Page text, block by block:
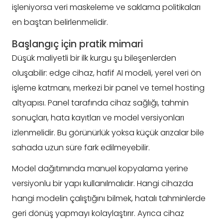
işleniyorsa veri maskeleme ve saklama politikaları
en baştan belirlenmelidir.
Başlangıç için pratik mimari
Düşük maliyetli bir ilk kurgu şu bileşenlerden
oluşabilir: edge cihaz, hafif AI modeli, yerel veri ön
işleme katmanı, merkezi bir panel ve temel hosting
altyapısı. Panel tarafında cihaz sağlığı, tahmin
sonuçları, hata kayıtları ve model versiyonları
izlenmelidir. Bu görünürlük yoksa küçük arızalar bile
sahada uzun süre fark edilmeyebilir.
Model dağıtımında manuel kopyalama yerine
versiyonlu bir yapı kullanılmalıdır. Hangi cihazda
hangi modelin çalıştığını bilmek, hatalı tahminlerde
geri dönüş yapmayı kolaylaştırır. Ayrıca cihaz